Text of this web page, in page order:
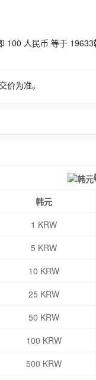
100 人民币 等于
为准。
韩元
1 KRW
5 KRW
10 KRW
25 KRW
50 KRW
100 KRW
500 KRW